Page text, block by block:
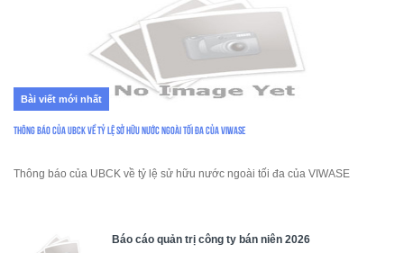
Bài viết mới nhất
Thông báo của UBCK về tỷ lệ sở hữu nước ngoài tối đa của VIWASE
Thông báo của UBCK về tỷ lệ sử hữu nước ngoài tối đa của VIWASE
Báo cáo quản trị công ty bán niên 2026